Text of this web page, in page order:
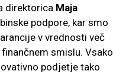
direktorica Maja
podpore, kar smo
v vrednosti več
smislu. Vsako
podjetje tako